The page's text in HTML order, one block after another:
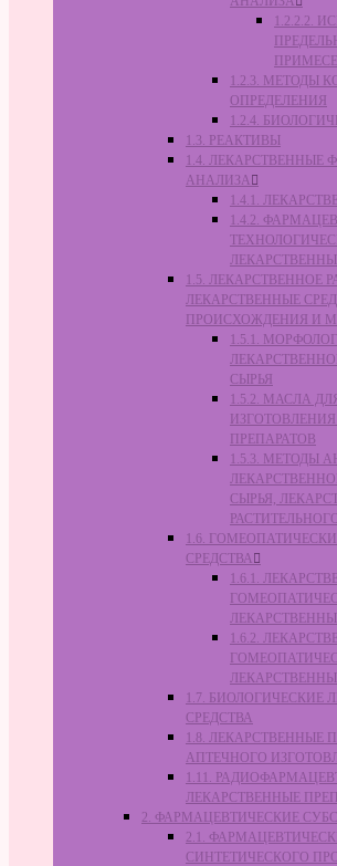
1.2.2.2.
1.2.3. МЕТОДЫ
ОПРЕДЕЛЕНИЯ
1.2.4.
1.3. РЕАКТИВЫ
1.4.
АНАЛИЗА
1.4.1.
1.4.2.
1.5. ЛЕКАРСТВЕННОЕ
ЛЕКАРСТВЕННЫЕ
ПРОИСХОЖДЕНИЯ И
1.5.1.
СЫРЬЯ
1.5.2. МАСЛА
ПРЕПАРАТОВ
1.5.3. МЕТОДЫ
СЫРЬЯ,
1.6.
СРЕДСТВА
1.6.1.
1.6.2.
1.7. БИОЛОГИЧЕСКИЕ
СРЕДСТВА
1.8. ЛЕКАРСТВЕННЫЕ
АПТЕЧНОГО
1.11.
ЛЕКАРСТВЕННЫЕ
2. ФАРМАЦЕВТИЧЕСКИЕ
2.1.
СИНТЕТИЧЕСКОГО